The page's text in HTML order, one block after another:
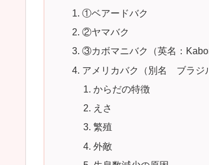
①ベアードバク
②ヤマバク
③カボマニバク（英名：
アメリカバク（別名 ブラジ
からだの特徴
えさ
繁殖
外敵